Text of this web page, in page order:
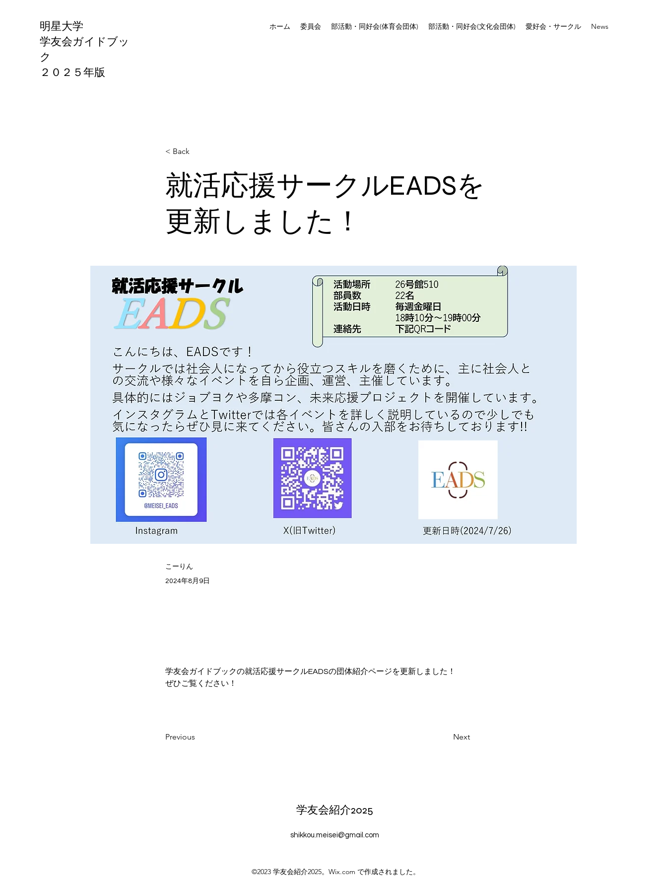
明星大学
学友会ガイドブッ
ク
​２０２５年版
ホーム 委員会 部活動・同好会(体育会団体) 部活動・同好会(文化会団体) 愛好会・サークル News
< Back
就活応援サークルEADSを
更新しました！
こーりん
2024年8月9日
学友会ガイドブックの就活応援サークルEADSの団体紹介ページを更新しました！
ぜひご覧ください！
Previous Next
学友会紹介2025
shikkou.meisei@gmail.com
©2023 学友会紹介2025。Wix.com で作成されました。